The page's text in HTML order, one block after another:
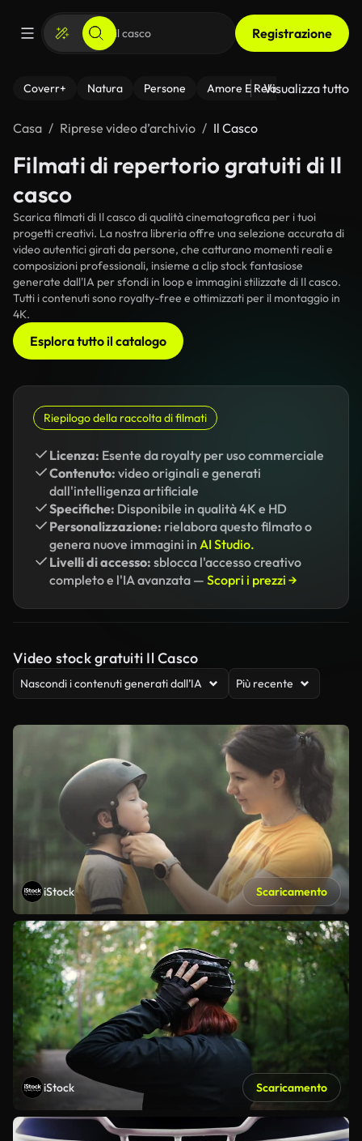
Registrazione
Coverr+ Natura Persone Amore E Relazioni Il
Visualizza tutto
Casa Riprese video d’archivio Il Casco
Filmati di repertorio gratuiti di Il
casco
Scarica filmati di Il casco di qualità cinematografica per i tuoi
progetti creativi. La nostra libreria offre una selezione accurata di
video autentici girati da persone, che catturano momenti reali e
composizioni professionali, insieme a clip stock fantasiose
generate dall'IA per sfondi in loop e immagini stilizzate di Il casco.
Tutti i contenuti sono royalty-free e ottimizzati per il montaggio in
4K.
Esplora tutto il catalogo
Riepilogo della raccolta di filmati
Licenza: Esente da royalty per uso commerciale
Contenuto: video originali e generati
dall'intelligenza artificiale
Specifiche: Disponibile in qualità 4K e HD
Personalizzazione: rielabora questo filmato o
genera nuove immagini in AI Studio.
Livelli di accesso: sblocca l'accesso creativo
completo e l'IA avanzata — Scopri i prezzi →
Video stock gratuiti Il Casco
Nascondi i contenuti generati dall’IA Più recente
iStock Scaricamento
iStock Scaricamento